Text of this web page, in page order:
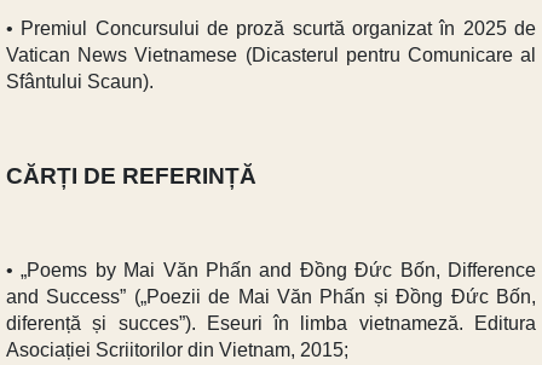
• Premiul Concursului de proză scurtă organizat în 2025 de
Vatican News Vietnamese (Dicasterul pentru Comunicare al
Sfântului Scaun).
CĂRȚI DE REFERINȚĂ
• „Poems by Mai Văn Phấn and Đồng Đức Bốn, Difference
and Success” („Poezii de Mai Văn Phấn și Đồng Đức Bốn,
diferență și succes”). Eseuri în limba vietnameză. Editura
Asociației Scriitorilor din Vietnam, 2015;